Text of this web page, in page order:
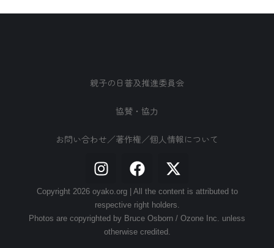
親子の日普及推進委員会
協賛・協力
お問い合わせ／著作権／個人情報について
Copyright 2026 oyako.org | All the content is attributed to
respective right holders.
Photos are copyrighted by Bruce Osborn / Ozone Inc. unless
otherwise credited.